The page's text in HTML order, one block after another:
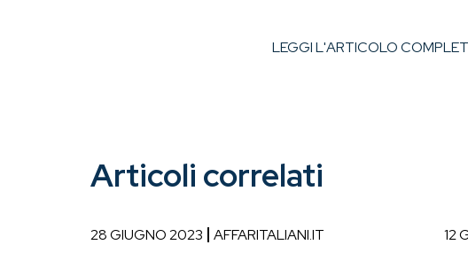
LEGGI L'ARTICOLO
Articoli correlati
28 GIUGNO 2023 AFFARITALIANI.IT 12